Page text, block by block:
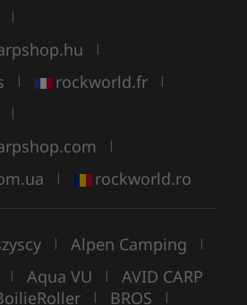
|
|
| rockworld.fr |
|
|
| rockworld.ro
| Alpen Camping |
| Aqua VU | AVID CARP
| BROS |